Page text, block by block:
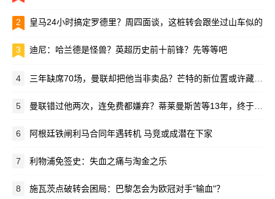
2 皇马24小时搞定罗德里？周四面谈，这桩转会跟坐过山车似的
3 迪尼：哈兰德是怪兽？英超历史前十前锋？先等等吧
4 三年缺席70场，曼联却把他当非卖品？芒特的新位置或许藏在季前赛里
5 曼联错过他两次，连免费都嫌弃？蒂莱曼斯苦等13年，终于圆了红魔梦
6 阿根廷铁闸利马合同年遇转机 马竞或成潜在下家
7 利物浦免签史：失血之痛与淘金之乐
8 施瓦茨点破转会困局：巴黎怎会为欧冠对手"输血"？